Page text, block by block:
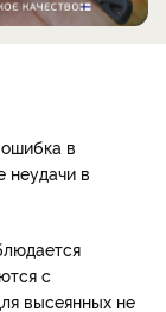
в
неудачи в
с
высеянных не